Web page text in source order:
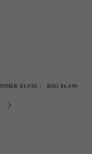
INNER ¥4,950 BAG ¥6,490